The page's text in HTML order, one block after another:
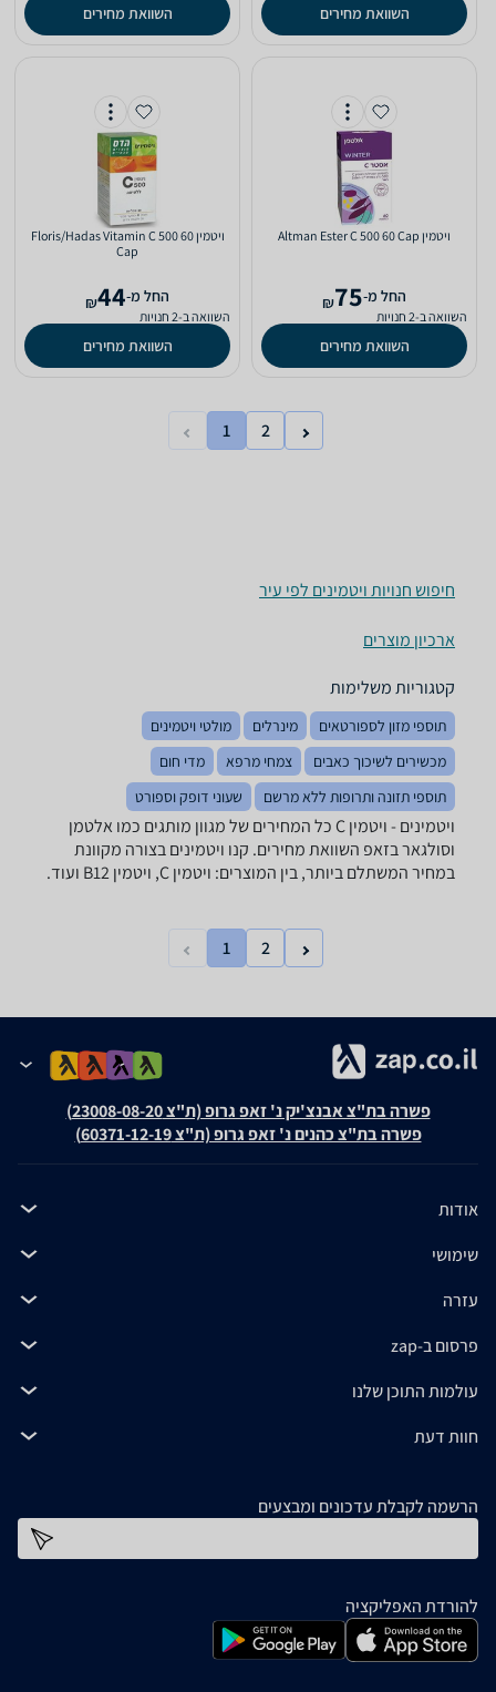
השוואת מחירים השוואת מחירים
ויטמין Altman Ester C 500 60 Cap
‫החל מ-75
₪
השוואה ב-2 חנויות
השוואת מחירים
ויטמין Floris/Hadas Vitamin C 500 60
Cap
‫החל מ-44
₪
השוואה ב-2 חנויות
השוואת מחירים
1 2
חיפוש חנויות ויטמינים לפי עיר
ארכיון מוצרים
קטגוריות משלימות
תוספי מזון לספורטאים מינרלים
מולטי ויטמינים
מכשירים לשיכוך כאבים
צמחי מרפא
מדי חום
תוספי תזונה ותרופות ללא מרשם
שעוני דופק וספורט
ויטמינים - ‏ויטמין C כל המחירים של מגוון מותגים כמו אלטמן
וסולגאר בזאפ השוואת מחירים. קנו ויטמינים בצורה מקוונת
במחיר המשתלם ביותר, בין המוצרים: ויטמין C, ויטמין B12 ועוד.
1 2
פשרה בת"צ אבנצ'יק נ' זאפ גרופ (ת"צ 23008-08-20)
פשרה בת"צ כהנים נ' זאפ גרופ (ת"צ 60371-12-19)
אודות
שימושי
עזרה
פרסום ב-zap
עולמות התוכן שלנו
חוות דעת
הרשמה לקבלת עדכונים ומבצעים
להורדת האפליקציה